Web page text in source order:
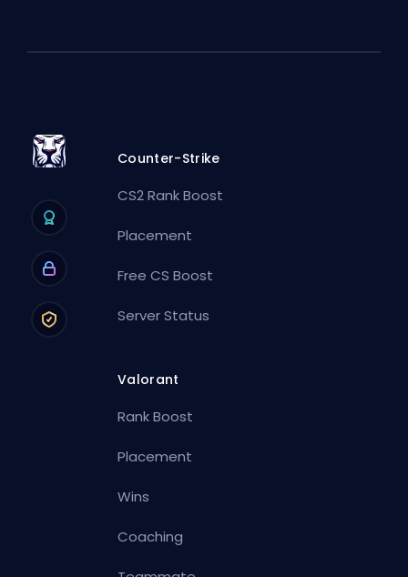
Counter-Strike
CS2 Rank Boost
Placement
Free CS Boost
Server Status
Valorant
Rank Boost
Placement
Wins
Coaching